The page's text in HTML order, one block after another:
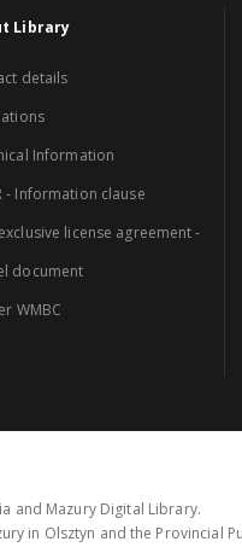
Library
details
Information
- Information clause
license agreement -
document
WMBC
and Mazury Digital Library.
in Olsztyn and the Provincial